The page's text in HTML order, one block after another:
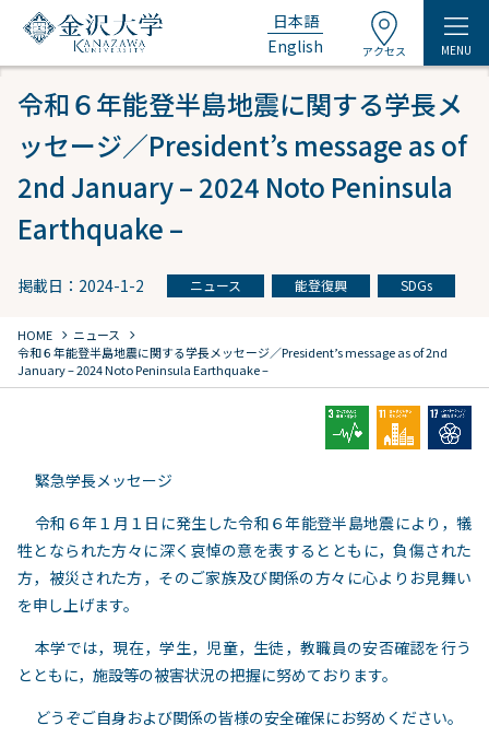
日本語
English
アクセス MENU
令和６年能登半島地震に関する学長メ
ッセージ／President’s message as of
2nd January – 2024 Noto Peninsula
Earthquake –
掲載日：2024-1-2 ニュース 能登復興 SDGs
HOME chevron_right ニュース chevron_right
令和６年能登半島地震に関する学長メッセージ／President’s message as of 2nd
January – 2024 Noto Peninsula Earthquake –
緊急学長メッセージ
令和６年１月１日に発生した令和６年能登半島地震により，犠
牲となられた方々に深く哀悼の意を表するとともに，負傷された
方，被災された方，そのご家族及び関係の方々に心よりお見舞い
を申し上げます。
本学では，現在，学生，児童，生徒，教職員の安否確認を行う
とともに，施設等の被害状況の把握に努めております。
どうぞご自身および関係の皆様の安全確保にお努めください。